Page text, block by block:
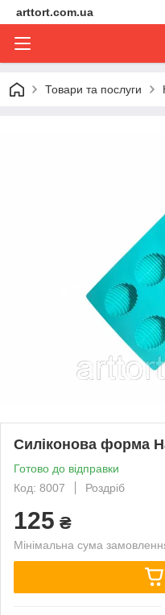
arttort.com.ua
Товари та послуги
Силіконова форма
Готово до відправки
Код: 8007
Роздріб
125 ₴
Мінімальна сума